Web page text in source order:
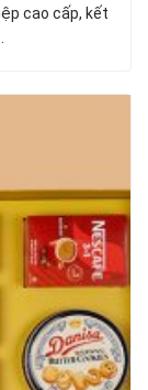
cao cấp, kết